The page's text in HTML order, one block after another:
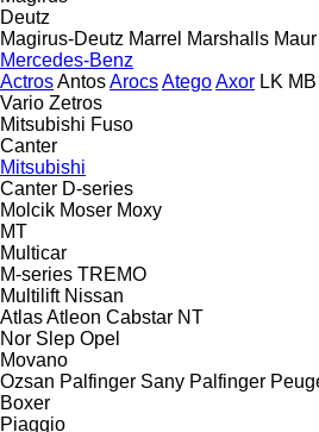
Deutz
Magirus-Deutz Marrel Marshalls
Mercedes-Benz
ActrosAntosArocsAtegoAxor LK MB
Vario Zetros
Mitsubishi Fuso
Canter
Mitsubishi
Canter D-series
Molcik Moser Moxy
MT
Multicar
M-series TREMO
Multilift Nissan
AtlasAtleon Cabstar NT
Nor Slep Opel
Movano
Ozsan Palfinger Sany Palfinger
Boxer
Piaggio